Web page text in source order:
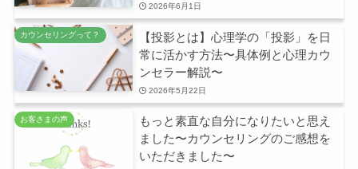
2026年6月1日
カウンセリングって？
【投影とは】心理学の「投影」を日
常に活かす方法〜具体例と心理カウ
ンセラー解説〜
2026年5月22日
お客さまの声
もっと素直な自分になりたいと思え
ました〜カウンセリングのご感想を
いただきました〜